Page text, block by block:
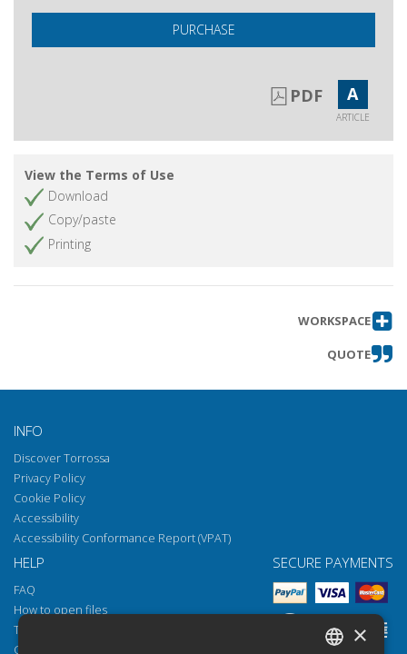
PURCHASE
PDF A
ARTICLE
View the Terms of Use
Download
Copy/paste
Printing
WORKSPACE
QUOTE
INFO
Discover Torrossa
Privacy Policy
Cookie Policy
Accessibility
Accessibility Conformance Report (VPAT)
HELP
FAQ
How to open files
Torrossa Reader
Copyright obligations
SECURE PAYMENTS
×